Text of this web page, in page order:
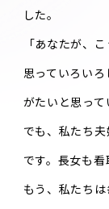
した。
「あなたが、
思っていろい
がたいと思って
でも、私たち
です。長女も看
もう、私たち